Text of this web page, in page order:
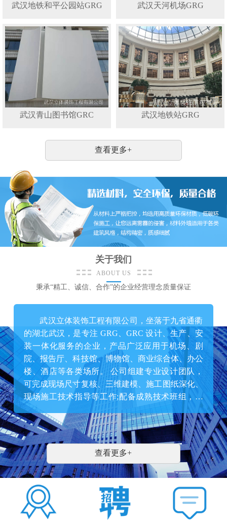
武汉地铁和平公园站GRG 武汉天河机场GRG
武汉青山图书馆GRC 武汉地铁站GRG
查看更多+
关于我们
ABOUT US
秉承“精工、诚信、合作”的企业经营理念质量保证
武汉立体装饰工程有限公司，坐落于九省通衢
的湖北武汉，是专注 GRG、GRC 设计、生产、安
装一体化服务的企业，产品广泛应用于机场、剧
院、报告厅、科技馆、博物馆、商业综合体、办公
楼、酒店等各类场所。 公司组建专业设计团队，
可完成现场尺寸复核、三维建模、施工图纸深化、
现场施工技术指导等工作;配备成熟技术班组，负
责 CNC 数控加工、模具定制、成品生产;自有专业
安装施工队伍，销售与售后服务网络覆盖全国;标
准化管理体系，为合作客户提供完整售前、售中、
售后配套服务。 公司持续优化生产技术，依托 BI
M 建模技术、CNC 数控模具加工及多款数控生产
设备，提升模具数控自动化、产品......
查看更多+